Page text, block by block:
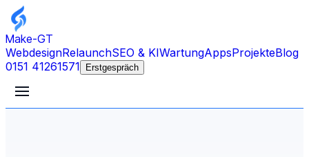
Make-GT
WebdesignRelaunchSEO & KIWartungAppsProjekteBlog
0151 41261571
Erstgespräch